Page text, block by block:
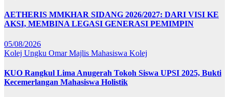
AETHERIS MMKHAR SIDANG 2026/2027: DARI VISI KE
AKSI, MEMBINA LEGASI GENERASI PEMIMPIN
05/08/2026
Kolej Ungku OmarMajlis Mahasiswa Kolej
KUO Rangkul Lima Anugerah Tokoh Siswa UPSI 2025, Bukti
Kecemerlangan Mahasiswa Holistik